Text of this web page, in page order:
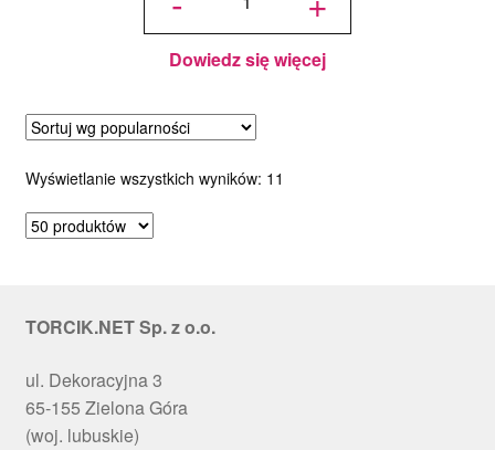
Środek
Żelujący -
SOSA
500g
Dowiedz się więcej
Wyświetlanie wszystkich wyników: 11
TORCIK.NET Sp. z o.o.
ul. Dekoracyjna 3
65-155 Zielona Góra
(woj. lubuskie)